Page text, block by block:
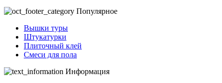
Популярное
Вышки туры
Штукатурки
Плиточный клей
Смеси для пола
Информация